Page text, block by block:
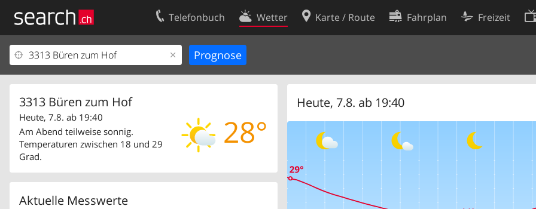
Telefonbuch Wetter Karte / Route Fahrplan Freizeit
3313 Büren zum Hof
28°
Heute, 7.8. ab 19:40
Am Abend teilweise sonnig.
Temperaturen zwischen 18 und 29
Grad.
Aktuelle Messwerte
Heute, 7.8. ab 19:40
Ihr Eintrag
Kundencenter Geschäftskunden
Kontakt
Nutzungsbedingungen
Cookie-Einstellungen